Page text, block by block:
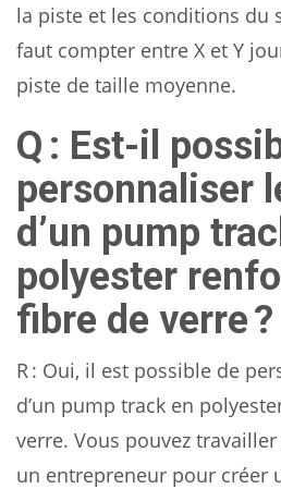
la piste et les conditions du
faut compter entre X et Y
piste de taille moyenne.
Q : Est-il
personnaliser
d’un pump
polyester
fibre de verre ?
R : Oui, il est possible de
d’un pump track en
verre. Vous pouvez
un entrepreneur pour créer